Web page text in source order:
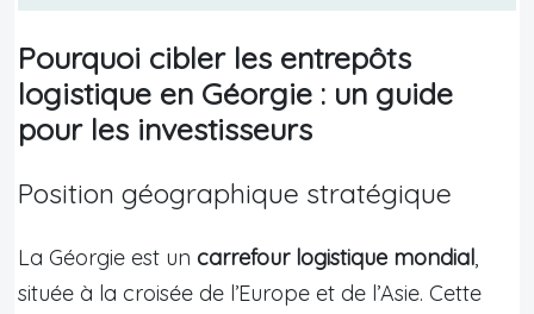
Pourquoi cibler les entrepôts
logistique en Géorgie : un guide
pour les investisseurs
Position géographique stratégique
La Géorgie est un carrefour logistique mondial,
située à la croisée de l’Europe et de l’Asie. Cette